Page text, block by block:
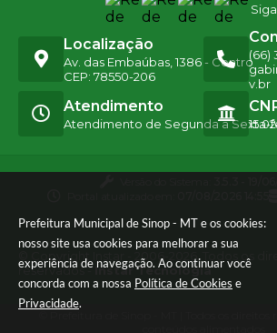
Prefeitura Municipal de Sinop - MT e os cookies:
nosso site usa cookies para melhorar a sua
experiência de navegação. Ao continuar você
concorda com a nossa Política de Cookies e
Privacidade.
Localização
Av. das Embaúbas, 1386 - Centro
CEP: 78550-206
(66)
v.br
Atendimento
Atendimento de Segunda a Sexta-
© Copyright Instar - 2006-2026. Todos os
reservados - Instar Tecnologia